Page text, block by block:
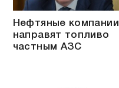
Нефтяные компании
направят топливо
частным АЗС